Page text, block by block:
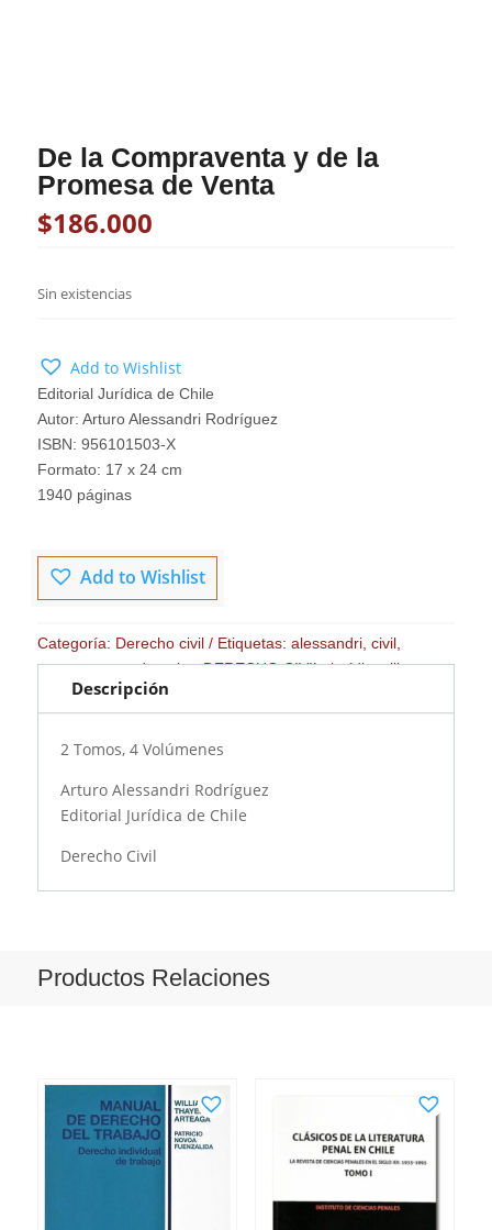
De la Compraventa y de la
Promesa de Venta
$186.000
Sin existencias
Add to Wishlist
Editorial Jurídica de Chile
Autor: Arturo Alessandri Rodríguez
ISBN: 956101503-X
Formato: 17 x 24 cm
1940 páginas
Add to Wishlist
Categoría: Derecho civil Etiquetas: alessandri, civil,
compraventa,derecho,DERECHO CIVIL,jurídico,libro,
promesa,venta
Descripción
2 Tomos, 4 Volúmenes
Arturo Alessandri Rodríguez
Editorial Jurídica de Chile
Derecho Civil
Productos Relaciones